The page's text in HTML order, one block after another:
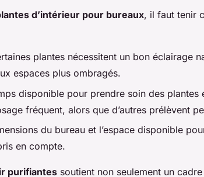
d’intérieur pour bureaux, il faut tenir
plantes nécessitent un bon éclairage
espaces plus ombragés.
disponible pour prendre soin des plantes
fréquent, alors que d’autres prélèvent
du bureau et l’espace disponible
en compte.
purifiantes soutient non seulement un